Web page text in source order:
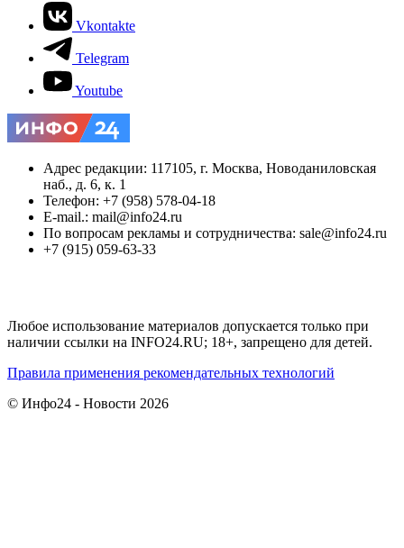
Vkontakte
Telegram
Youtube
Адрес редакции: 117105, г. Москва, Новоданиловская
наб., д. 6, к. 1
Телефон: +7 (958) 578-04-18
E-mail.: mail@info24.ru
По вопросам рекламы и сотрудничества: sale@info24.ru
+7 (915) 059-63-33
Любое использование материалов допускается только при
наличии ссылки на INFO24.RU; 18+, запрещено для детей.
Правила применения рекомендательных технологий
© Инфо24 - Новости 2026